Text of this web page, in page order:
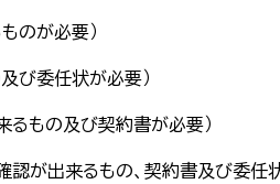
のが必要）
び委任状が必要）
るもの及び契約書が必要）
認が出来るもの、契約書及び委任